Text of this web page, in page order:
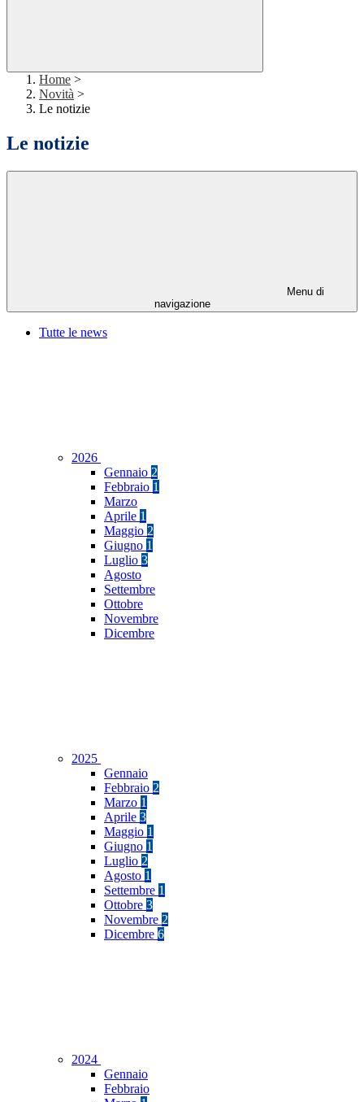
Home >
Novità >
Le notizie
Le notizie
Menu di
navigazione
Tutte le news
2026
Gennaio 2
Febbraio 1
Marzo
Aprile 1
Maggio 2
Giugno 1
Luglio 3
Agosto
Settembre
Ottobre
Novembre
Dicembre
2025
Gennaio
Febbraio 2
Marzo 1
Aprile 3
Maggio 1
Giugno 1
Luglio 2
Agosto 1
Settembre 1
Ottobre 3
Novembre 2
Dicembre 6
2024
Gennaio
Febbraio